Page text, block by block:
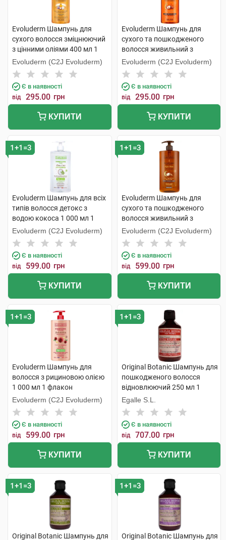
Evoluderm Шампунь для
сухого волосся зміцнюючий
з цінними оліями 400 мл 1
флакон
Evoluderm (C2J Evoluderm)
Є в наявності
від 295.00 грн
КУПИТИ
Evoluderm Шампунь для
сухого та пошкодженого
волосся живильний з
аргановою олією 400 мл 1
флакон
Evoluderm (C2J Evoluderm)
Є в наявності
від 295.00 грн
КУПИТИ
1+1=3
Evoluderm Шампунь для всіх
типів волосся детокс з
водою кокоса 1 000 мл 1
флакон
Evoluderm (C2J Evoluderm)
Є в наявності
від 599.00 грн
КУПИТИ
1+1=3
Evoluderm Шампунь для
сухого та пошкодженого
волосся живильний з
аргановою олією 1 000 мл 1
флакон
Evoluderm (C2J Evoluderm)
Є в наявності
від 599.00 грн
КУПИТИ
1+1=3
Evoluderm Шампунь для
волосся з рициновою олією
1 000 мл 1 флакон
Evoluderm (C2J Evoluderm)
Є в наявності
від 599.00 грн
КУПИТИ
1+1=3
Original Botanic Шампунь для
пошкодженого волосся
відновлюючий 250 мл 1
флакон
Egalle S.L.
Є в наявності
від 707.00 грн
КУПИТИ
1+1=3
Original Botanic Шампунь для
1+1=3
Original Botanic Шампунь для